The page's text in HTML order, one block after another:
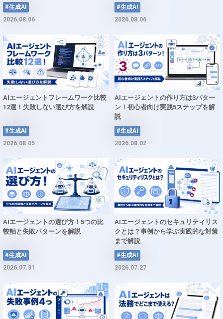
#生成AI
2026.08.06
#生成AI
2026.08.06
AIエージェントフレームワーク比較
12選！失敗しない選び方を解説
#生成AI
2026.08.05
AIエージェントの作り方は3パター
ン！初心者向け実践5ステップを解
説
#生成AI
2026.08.02
AIエージェントの選び方！5つの比
較軸と失敗パターンを解説
#生成AI
2026.07.31
AIエージェントのセキュリティリス
クとは？事例から学ぶ実践的な対策
まで解説
#生成AI
2026.07.27